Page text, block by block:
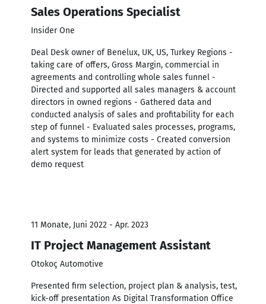
Sales Operations Specialist
Insider One
Deal Desk owner of Benelux, UK, US, Turkey Regions -
taking care of offers, Gross Margin, commercial in
agreements and controlling whole sales funnel -
Directed and supported all sales managers & account
directors in owned regions - Gathered data and
conducted analysis of sales and profitability for each
step of funnel - Evaluated sales processes, programs,
and systems to minimize costs - Created conversion
alert system for leads that generated by action of
demo request
11 Monate, Juni 2022 - Apr. 2023
IT Project Management Assistant
Otokoç Automotive
Presented firm selection, project plan & analysis, test,
kick-off presentation As Digital Transformation Office